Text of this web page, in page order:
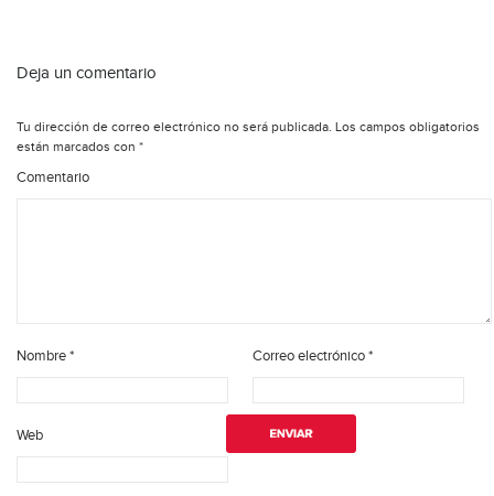
Deja un comentario
Tu dirección de correo electrónico no será publicada. Los campos obligatorios
están marcados con *
Comentario
Nombre* Correo electrónico*
Web